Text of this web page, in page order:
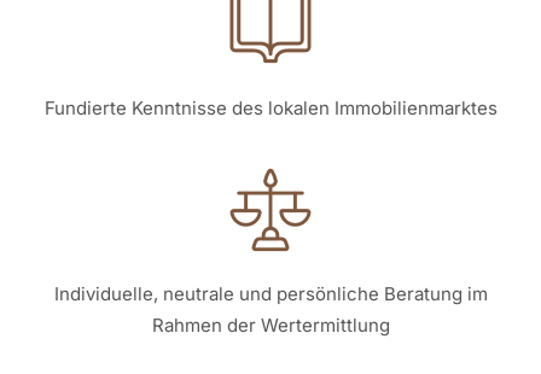
Fundierte Kenntnisse des lokalen Immobilienmarktes
Individuelle, neutrale und persönliche Beratung im
Rahmen der Wertermittlung